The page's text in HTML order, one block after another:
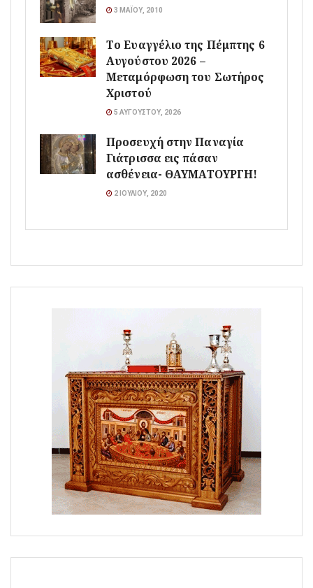
3 ΜΑΪ́ΟΥ, 2010
Το Ευαγγέλιο της Πέμπτης 6
Αυγούστου 2026 –
Μεταμόρφωση του Σωτήρος
Χριστού
5 ΑΥΓΟΎΣΤΟΥ, 2026
Προσευχή στην Παναγία
Γιάτρισσα εις πάσαν
ασθένεια- ΘΑΥΜΑΤΟΥΡΓΗ!
2 ΙΟΥΛΊΟΥ, 2020